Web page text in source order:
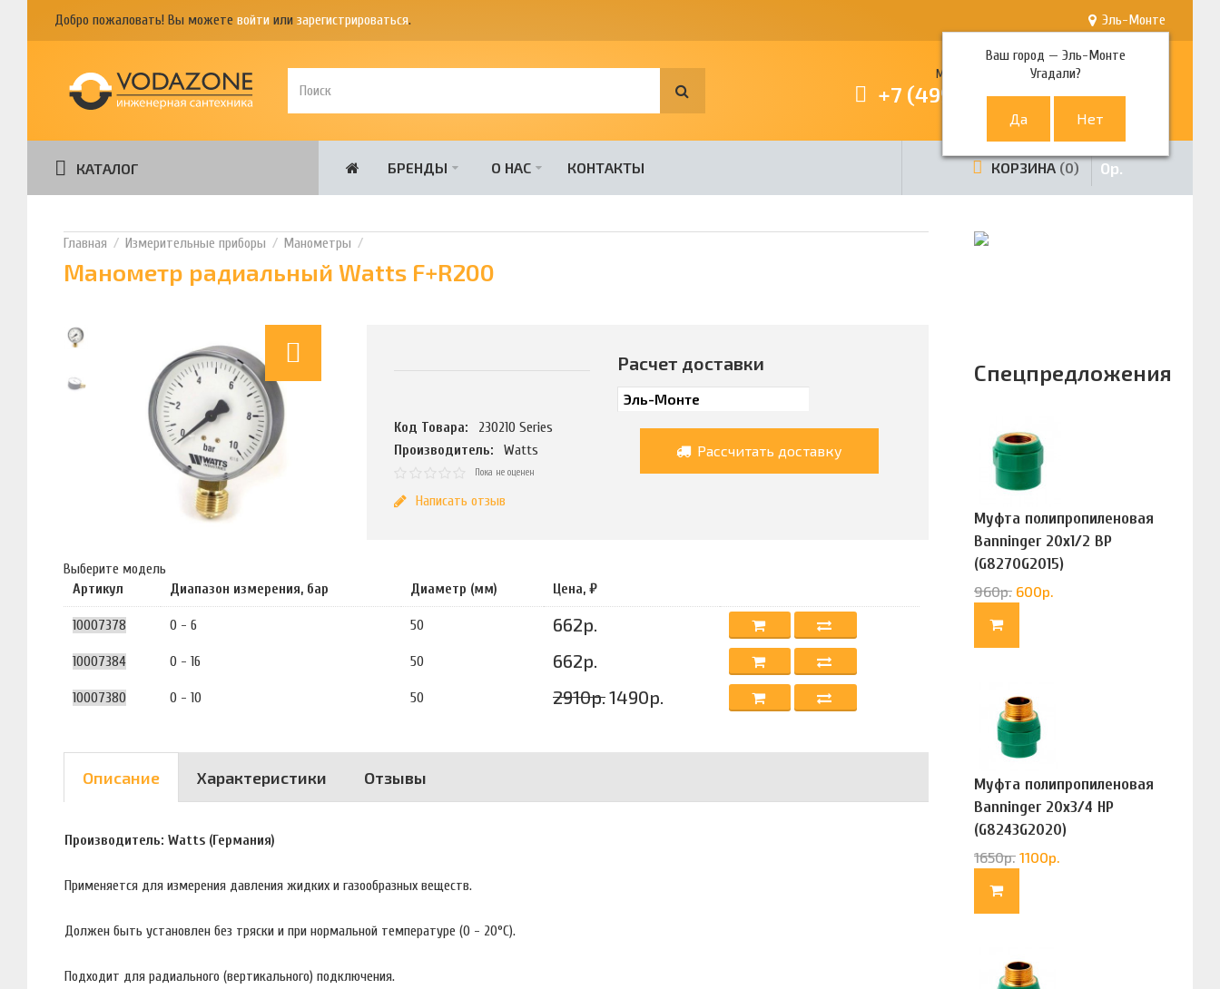
Добро пожаловать! Вы можете войти или зарегистрироваться. Эль-Монте
Ваш город —Эль-Монте
Угадали?
Многоканальный телефон
+7 (499) 380-80-80
КАТАЛОГ БРЕНДЫ О НАС КОНТАКТЫ КОРЗИНА 0 0р.
Измерительные приборы Манометры
Манометр радиальный Watts F+R200
Код Товара:
230210 Series
Производитель:
Watts
Пока не оценен
Написать отзыв
Расчет доставки
Рассчитать доставку
Выберите модель
Артикул
Диапазон измерения, бар Диаметр (мм) Цена, ₽
10007378 0 - 6 50 662р.
10007384 0 - 16 50 662р.
10007380 0 - 10 50 2910р.1490р.
Описание Характеристики Отзывы
Производитель: Watts (Германия)
Применяется для измерения давления жидких и газообразных веществ.
Должен быть установлен без тряски и при нормальной температуре (0 - 20°С).
Подходит для радиального (вертикального) подключения.
Спецпредложения
Муфта полипропиленовая
Banninger 20х1/2 ВР
(G8270G2015)
960р. 600р.
Муфта полипропиленовая
Banninger 20х3/4 НР
(G8243G2020)
1650р. 1100р.